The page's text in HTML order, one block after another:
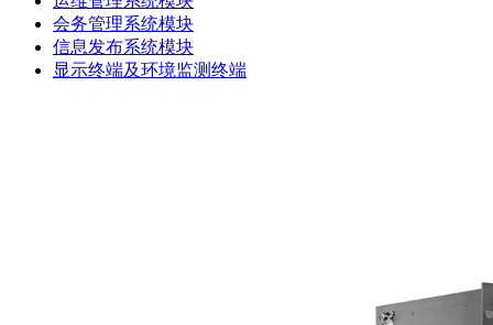
会务管理系统模块
信息发布系统模块
显示终端及环境监测终端